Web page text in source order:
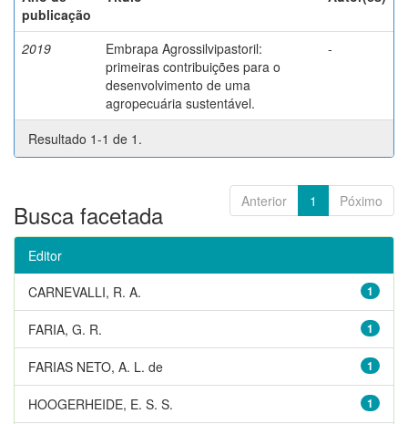
publicação
2019
Embrapa Agrossilvipastoril:
primeiras contribuições para o
desenvolvimento de uma
agropecuária sustentável.
-
Resultado 1-1 de 1.
Anterior 1 Póximo
Busca facetada
Editor
1
CARNEVALLI, R. A.
1
FARIA, G. R.
1
FARIAS NETO, A. L. de
1
HOOGERHEIDE, E. S. S.